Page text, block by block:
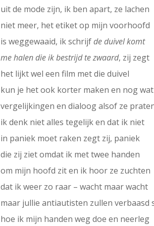
uit de mode zijn, ik ben apart, ze lachen
niet meer, het etiket op mijn voorhoofd
is weggewaaid, ik schrijfde duivel komt
me halen die ik bestrijd te zwaard, zij zegt
het lijkt wel een film met die duivel
kun je het ook korter maken en nog wat
vergelijkingen en dialoog alsof ze
ik denk niet alles tegelijk en dat ik niet
in paniek moet raken zegt zij, paniek
die zij ziet omdat ik met twee handen
om mijn hoofd zit en ik hoor ze zuchten
dat ik weer zo raar – wacht maar wacht
maar jullie antiautisten zullen verbaasd
hoe ik mijn handen weg doe en neerleg